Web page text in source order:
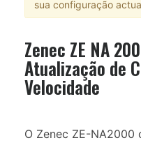
sua configuração
Zenec ZE NA
Atualização de
Velocidade
O Zenec ZE-